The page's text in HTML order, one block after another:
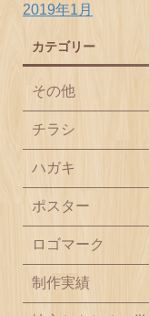
2019年1月
カテゴリー
その他
チラシ
ハガキ
ポスター
ロゴマーク
制作実績